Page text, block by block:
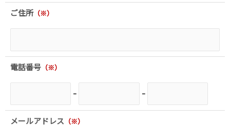
ご住所​（※）
電話番号​ （※）
- -
メールアドレス​ （※）